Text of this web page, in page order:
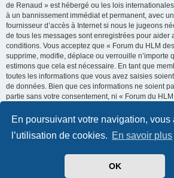
En poursuivant votre navigation, vous
l’utilisation de cookies. En savoir plus
OK
de Renaud » est hébergé ou les lois
à un bannissement immédiat et permanent, avec
fournisseur d’accès à Internet si nous le jugeons
de tous les messages sont enregistrées pour aider
conditions. Vous acceptez que « Forum du HLM
supprime, modifie, déplace ou verrouille n’importe
estimons que cela est nécessaire. En tant que
toutes les informations que vous avez saisies
de données. Bien que ces informations ne soient
partie sans votre consentement, ni « Forum du
phpBB ne pourront être tenus comme
piratage visant à compromettre les données.
phpBB ® Forum Software ©
phpBB-fr.com